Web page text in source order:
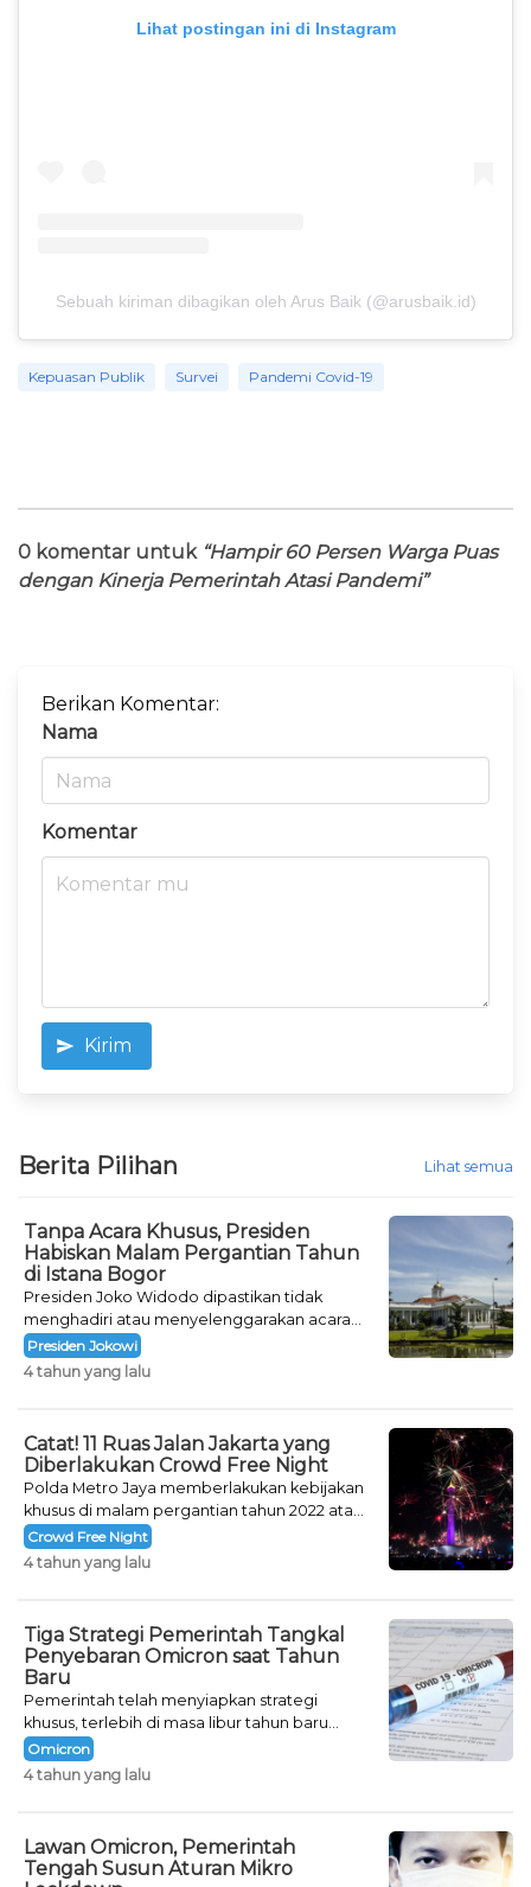
Lihat postingan ini di Instagram
Sebuah kiriman dibagikan oleh Arus Baik (@arusbaik.id)
Kepuasan Publik Survei Pandemi Covid-19
0 komentar untuk “Hampir 60 Persen Warga Puas
dengan Kinerja Pemerintah Atasi Pandemi”
Berikan Komentar:
Nama
Komentar
Kirim
Berita Pilihan Lihat semua
Tanpa Acara Khusus, Presiden
Habiskan Malam Pergantian Tahun
di Istana Bogor
Presiden Joko Widodo dipastikan tidak
menghadiri atau menyelenggarakan acara
khusus untuk mengisi malam pergantian
tahun.
Presiden Jokowi
4 tahun yang lalu
Catat! 11 Ruas Jalan Jakarta yang
Diberlakukan Crowd Free Night
Polda Metro Jaya memberlakukan kebijakan
khusus di malam pergantian tahun 2022 atau
Crowd Free Night selama dua hari.
Crowd Free Night
4 tahun yang lalu
Tiga Strategi Pemerintah Tangkal
Penyebaran Omicron saat Tahun
Baru
Pemerintah telah menyiapkan strategi
khusus, terlebih di masa libur tahun baru
seperti saat ini.
Omicron
4 tahun yang lalu
Lawan Omicron, Pemerintah
Tengah Susun Aturan Mikro